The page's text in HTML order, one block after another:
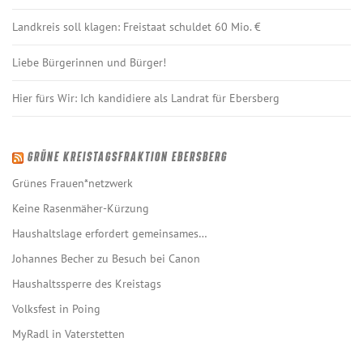
Landkreis soll klagen: Freistaat schuldet 60 Mio. €
Liebe Bürgerinnen und Bürger!
Hier fürs Wir: Ich kandidiere als Landrat für Ebersberg
GRÜNE KREISTAGSFRAKTION EBERSBERG
Grünes Frauen*netzwerk
Keine Rasenmäher-Kürzung
Haushaltslage erfordert gemeinsames…
Johannes Becher zu Besuch bei Canon
Haushaltssperre des Kreistags
Volksfest in Poing
MyRadl in Vaterstetten